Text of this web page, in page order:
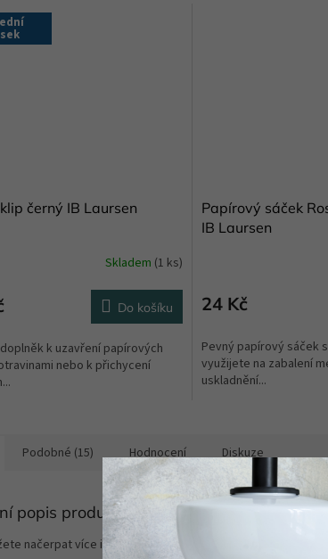
černý IB Laursen
Skladem (1 ks)
Do košíku
k uzavření papírových
nebo k přichycení
Papírový sáček
IB Laursen
24 Kč
Pevný papírový sáček
využijete na zabalení
uskladnění...
Podobné (15) Hodnocení Diskuze
popis produktu
načerpat více inspirace - zdroj http://www.mt-